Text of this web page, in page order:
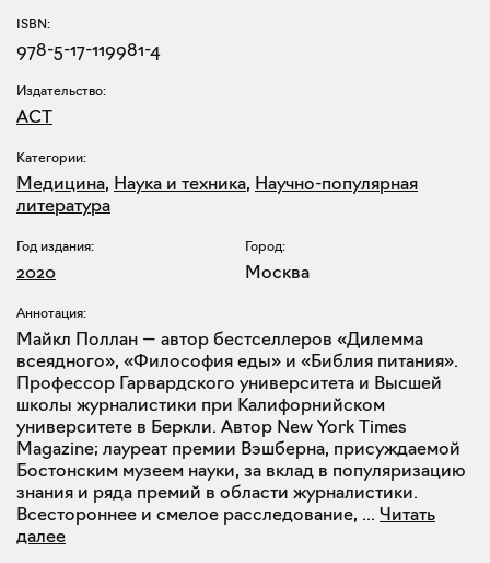
ISBN:
978-5-17-119981-4
Издательство:
АСТ
Категории:
Медицина, Наука и техника, Научно-популярная
литература
Год издания:
2020
Город:
Москва
Аннотация:
Майкл Поллан — автор бестселлеров «Дилемма
всеядного», «Философия еды» и «Библия питания».
Профессор Гарвардского университета и Высшей
школы журналистики при Калифорнийском
университете в Беркли. Автор New York Times
Magazine; лауреат премии Вэшберна, присуждаемой
Бостонским музеем науки, за вклад в популяризацию
знания и ряда премий в области журналистики.
Всестороннее и смелое расследование, ... Читать
далее